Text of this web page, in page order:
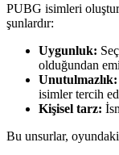
PUBG isimleri
şunlardır:
Uygunluk:
olduğundan
Unutulmazlık:
isimler tercih
Kişisel tarz:
Bu unsurlar,